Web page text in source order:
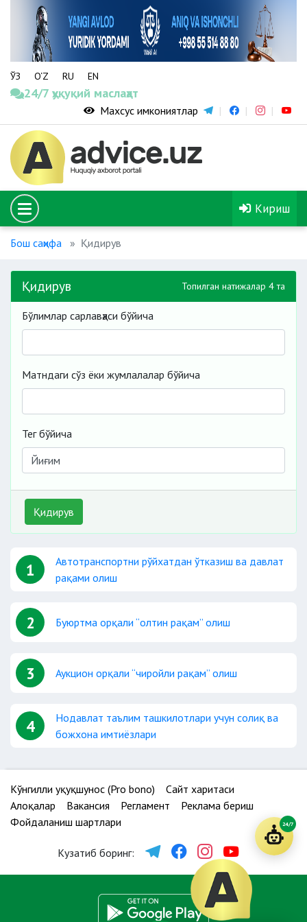
ЎЗ O‘Z RU EN
24/7 ҳуқуқий маслаҳат
Махсус имкониятлар
Кириш
Бош саҳифа Қидирув
Қидирув Топилган натижалар 4 та
Бўлимлар сарлавҳаси бўйича
Матндаги сўз ёки жумлалалар бўйича
Тег бўйича
Қидирув
1
Автотранспортни рўйхатдан ўтказиш ва давлат
рақами олиш
2 Буюртма орқали “олтин рақам” олиш
3 Аукцион орқали “чиройли рақам” олиш
4
Нодавлат таълим ташкилотлари учун солиқ ва
божхона имтиёзлари
Кўнгилли ҳуқуқшунос (Pro bono)
Сайт харитаси
Алоқалар
Вакансия Регламент
Реклама бериш
Фойдаланиш шартлари
Кузатиб боринг:
24/7